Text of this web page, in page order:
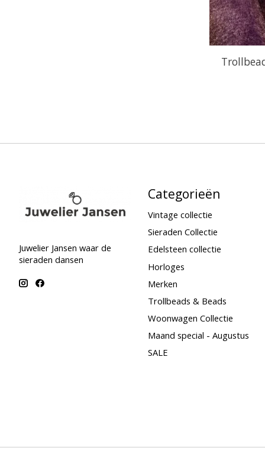
Juwelier Jansen waar de
sieraden dansen
Categorieën
Vintage collectie
Sieraden Collectie
Edelsteen collectie
Horloges
Merken
Trollbeads & Beads
Woonwagen Collectie
Maand special - Augustus
SALE